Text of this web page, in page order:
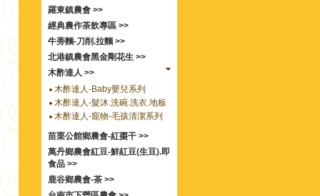
羅東鎮農會 >>
經典農作茶飲專區 >>
牛蒡麵-刀削.拉麵 >>
北港鎮農會黑金剛花生 >>
木酢達人 >>
木酢達人-Baby嬰兒系列
木酢達人-髮沐.洗碗.洗衣.地板
木酢達人-竉物-毛孩清潔系列
苗栗公館鄉農會-紅棗干 >>
萬丹鄉農會紅豆-鮮紅豆(生豆).即
食品 >>
鹿谷鄉農會-茶 >>